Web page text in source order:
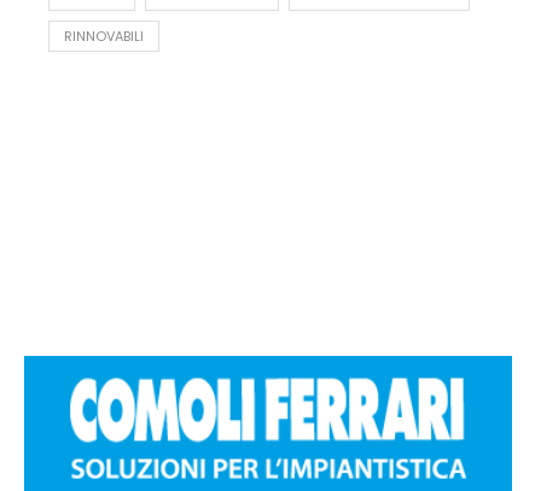
RINNOVABILI